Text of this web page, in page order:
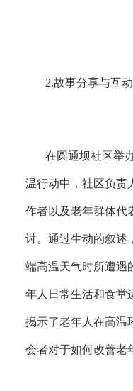
2.故事分享与互动
在圆通坝社区举
温行动中，社区负责
作者以及老年群体代
讨。通过生动的叙述
端高温天气时所遭遇
年人日常生活和食堂
揭示了老年人在高温
会者对于如何改善老